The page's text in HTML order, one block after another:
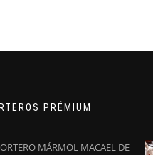
PRÉMIUM
MÁRMOL MACAEL DE